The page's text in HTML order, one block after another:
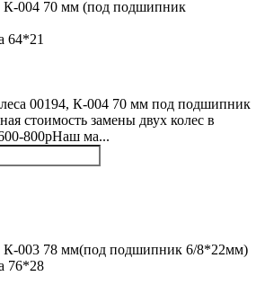
64*21
00194, К-004 70 мм под подшипник
стоимость замены двух колес в
800рНаш ма...
76*28